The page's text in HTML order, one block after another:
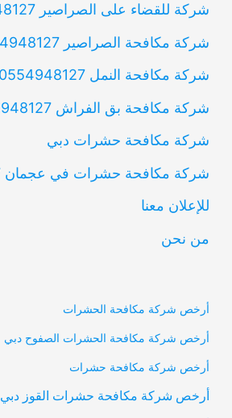
شركة للقضاء على الصراصير 0554948127
شركة مكافحة الصراصير 0554948127
شركة مكافحة النمل 0554948127
شركة مكافحة بق الفراش 0554948127
شركة مكافحة حشرات دبي
شركة مكافحة حشرات في عجمان 0554948127
للإعلان معنا
من نحن
أرخص شركة مكافحة الحشرات
أرخص شركة مكافحة الحشرات الصفوح دبي
أرخص شركة مكافحة حشرات
أرخص شركة مكافحة حشرات القوز دبي